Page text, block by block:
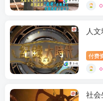
人
付费
社会